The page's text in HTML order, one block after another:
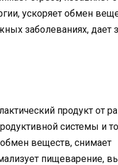
ускоряет обмен
заболеваниях, дает
продукт от
системы и
веществ, снимает
пищеварение,